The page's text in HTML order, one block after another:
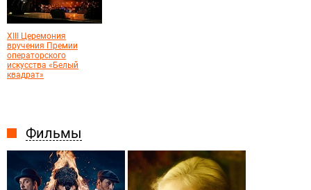
Фильмы
XIII Церемония
вручения Премии
операторского
искусства «Белый
квадрат»